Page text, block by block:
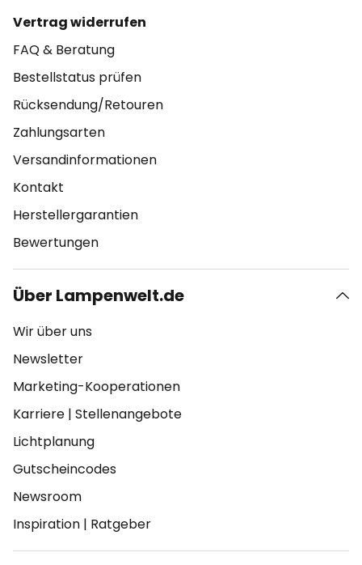
Vertrag widerrufen
FAQ & Beratung
Bestellstatus prüfen
Rücksendung/Retouren
Zahlungsarten
Versandinformationen
Kontakt
Herstellergarantien
Bewertungen
Über Lampenwelt.de
Wir über uns
Newsletter
Marketing-Kooperationen
Karriere | Stellenangebote
Lichtplanung
Gutscheincodes
Newsroom
Inspiration | Ratgeber